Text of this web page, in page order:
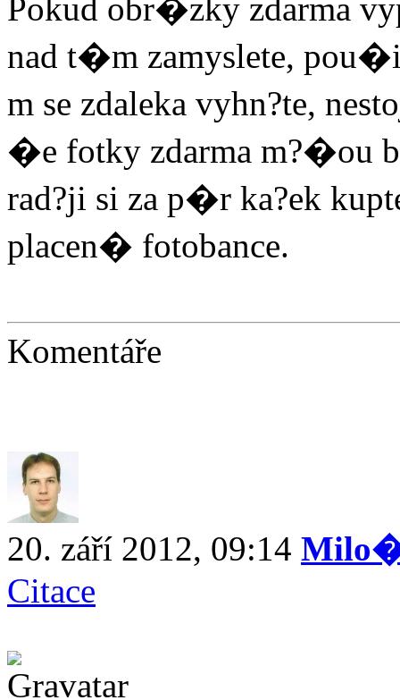
Pokud obr�zky zdarma
nad t�m zamyslete,
m se zdaleka vyhn?te,
�e fotky zdarma m?�ou
rad?ji si za p�r ka?ek
placen� fotobance.
Komentáře
20. září 2012, 09:14 Milo�
Citace